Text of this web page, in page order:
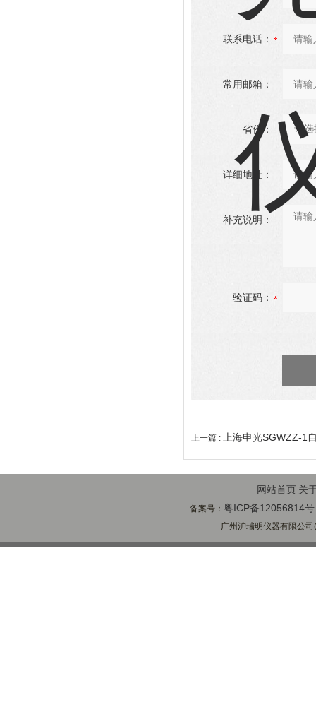
联系电话：
常用邮箱：
省份：
详细地址：
补充说明：
验证码：
上一篇 : 上海申光SGWZZ-1
网站首页 关
备案号： 粤ICP备12056814号
广州沪瑞明仪器有限公